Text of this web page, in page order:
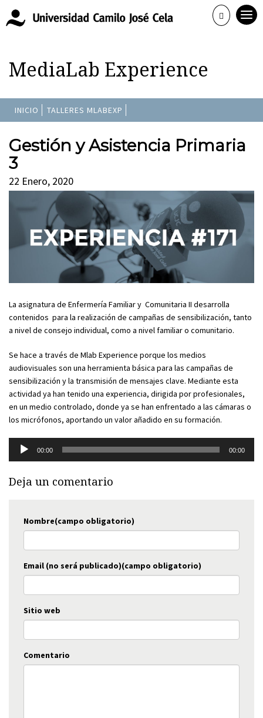
MediaLab Experience
INICIO TALLERES MLABEXP
Gestión y Asistencia Primaria
3
22 Enero, 2020
La asignatura de Enfermería Familiar y Comunitaria II desarrolla
contenidos para la realización de campañas de sensibilización, tanto
a nivel de consejo individual, como a nivel familiar o comunitario.
Se hace a través de Mlab Experience porque los medios
audiovisuales son una herramienta básica para las campañas de
sensibilización y la transmisión de mensajes clave. Mediante esta
actividad ya han tenido una experiencia, dirigida por profesionales,
en un medio controlado, donde ya se han enfrentado a las cámaras o
los micrófonos, aportando un valor añadido en su formación.
Reproductor
00:00 00:00
Deja un comentario
Nombre(campo obligatorio)
Email (no será publicado)(campo obligatorio)
Sitio web
Comentario